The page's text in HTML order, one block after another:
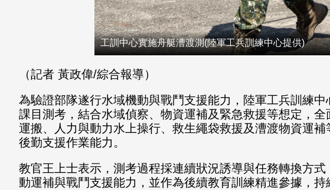
工訓中心實施舟艇漕渡測(陸軍工兵訓練中心提供)
（記者 黃政偉/綜合報導）
為驗證部隊遂行水域機動與戰鬥支援能力，陸軍工兵訓練
課目測考，結合水域偵察、物資運補及緊急救援等想定，
運搬、人力與動力水上操行、救生繩袋救援及漕渡物資運
後勤支援作業能力。
教官王上士表示，測考過程採連續狀況誘導與任務轉換方
動運補與戰鬥支援能力，並作為後續教育訓練精進參據，